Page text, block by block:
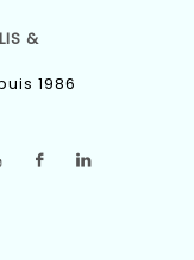
&
1986